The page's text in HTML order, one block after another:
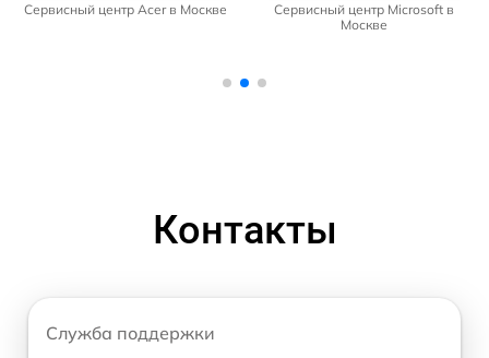
Сервисный центр Acer в Москве
Сервисный центр Microsoft в
Москве
Контакты
Служба поддержки